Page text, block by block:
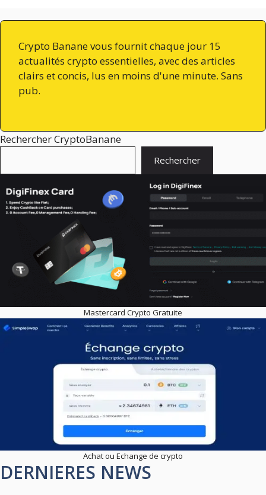
Crypto Banane vous fournit chaque jour 15
actualités crypto essentielles, avec des articles
clairs et concis, lus en moins d'une minute. Sans
pub.
Rechercher CryptoBanane
Rechercher
Mastercard Crypto Gratuite
Achat ou Echange de crypto
DERNIERES NEWS